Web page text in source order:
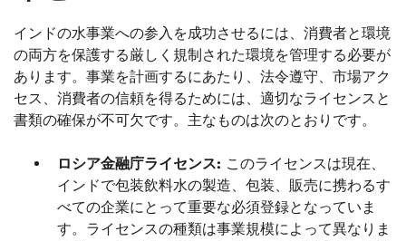
インドの水事業への参入を成功させるには、消費者と環境
の両方を保護する厳しく規制された環境を管理する必要が
あります。事業を計画するにあたり、法令遵守、市場アク
セス、消費者の信頼を得るためには、適切なライセンスと
書類の確保が不可欠です。主なものは次のとおりです。
ロシア金融庁ライセンス: このライセンスは現在、
インドで包装飲料水の製造、包装、販売に携わるす
べての企業にとって重要な必須登録となっていま
す。ライセンスの種類は事業規模によって異なりま